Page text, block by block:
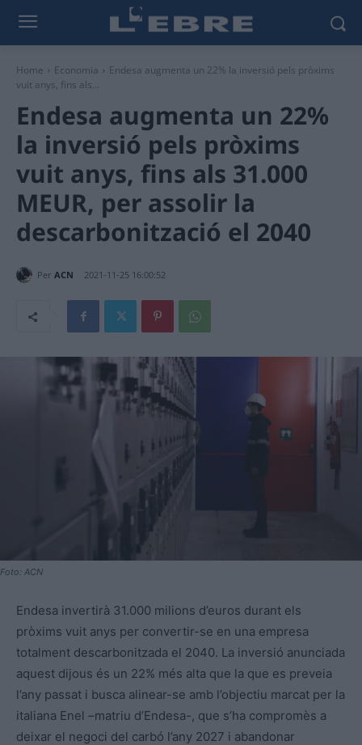
Home Economia
Endesa augmenta un 22% la inversió pels pròxims
vuit anys, fins als...
Endesa augmenta un 22%
la inversió pels pròxims
vuit anys, fins als 31.000
MEUR, per assolir la
descarbonització el 2040
Per ACN 2021-11-25 16:00:52
Foto: ACN
Endesa invertirà 31.000 milions d’euros durant els
pròxims vuit anys per convertir-se en una empresa
totalment descarbonitzada el 2040. La inversió anunciada
aquest dijous és un 22% més alta que la que es preveia
l’any passat i busca alinear-se amb l’objectiu marcat per la
italiana Enel –matriu d’Endesa-, que s’ha compromès a
deixar el negoci del carbó l’any 2027 i abandonar